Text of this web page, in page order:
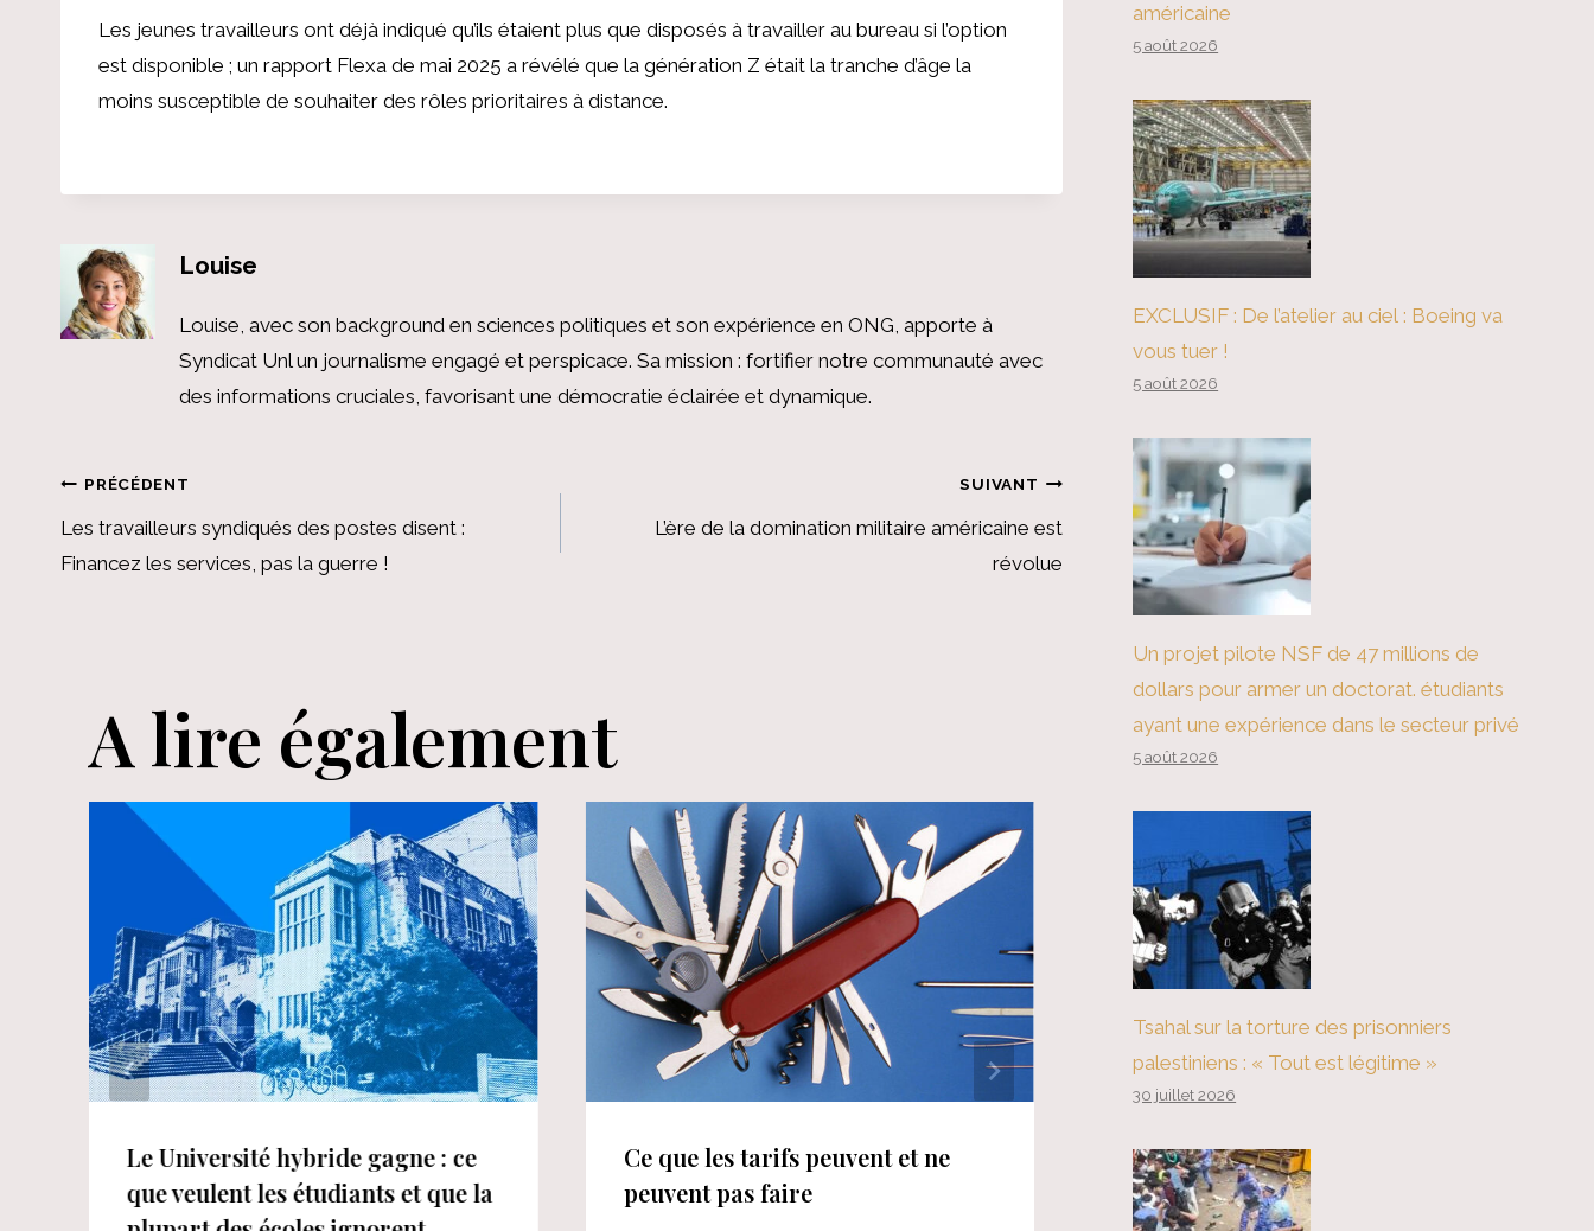
Les jeunes travailleurs ont déjà indiqué qu’ils étaient plus que disposés à travailler au bureau si l’option
est disponible ; un rapport Flexa de mai 2025 a révélé que la génération Z était la tranche d’âge la
moins susceptible de souhaiter des rôles prioritaires à distance.
Louise
Louise, avec son background en sciences politiques et son expérience en ONG, apporte à
Syndicat Unl un journalisme engagé et perspicace. Sa mission : fortifier notre communauté avec
des informations cruciales, favorisant une démocratie éclairée et dynamique.
Navigation
de
PRÉCÉDENT
Les travailleurs syndiqués des postes disent :
Financez les services, pas la guerre !
SUIVANT
L’ère de la domination militaire américaine est
révolue
A lire également
Le Université hybride gagne : ce
que veulent les étudiants et que la
Ce que les tarifs peuvent et ne
peuvent pas faire
Un juge fédéral fixe un nouveau
calendrier pour les réparations
américaine
5 août 2026
EXCLUSIF : De l’atelier au ciel : Boeing va
vous tuer !
5 août 2026
Un projet pilote NSF de 47 millions de
dollars pour armer un doctorat. étudiants
ayant une expérience dans le secteur privé
5 août 2026
Tsahal sur la torture des prisonniers
palestiniens : « Tout est légitime »
30 juillet 2026